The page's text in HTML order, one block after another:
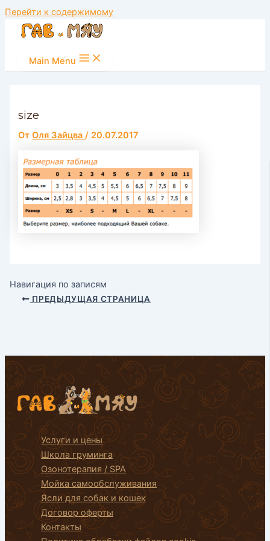
Перейти к содержимому
Main Menu
size
ОтОля Зайцва/ 20.07.2017
Навигация по записям
ПРЕДЫДУЩАЯ СТРАНИЦА
Услуги и цены
Школа груминга
Озонотерапия / SPA
Мойка самообслуживания
Ясли для собак и кошек
Договор оферты
Контакты